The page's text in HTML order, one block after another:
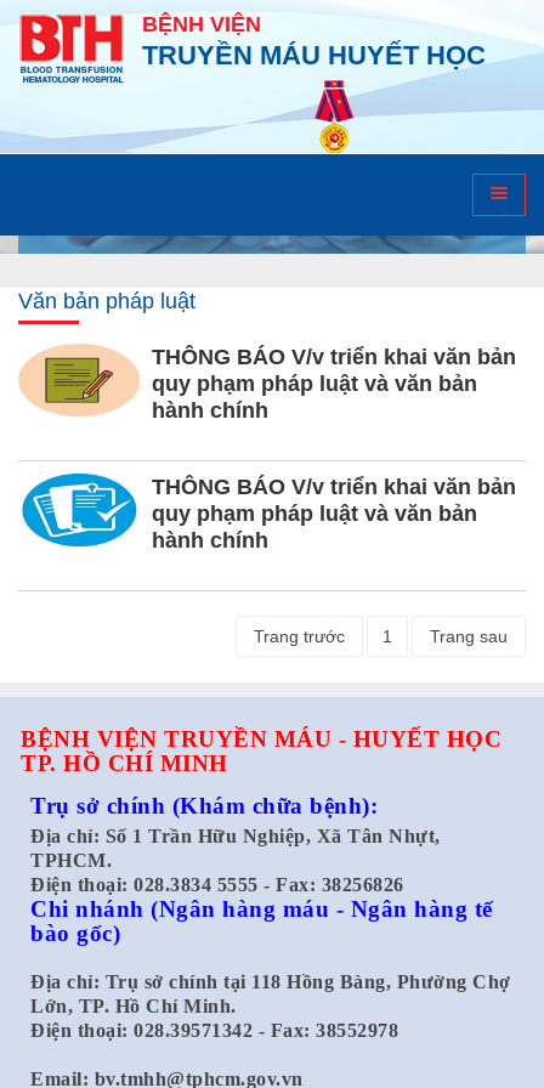
BỆNH VIỆN
TRUYỀN MÁU HUYẾT HỌC
Văn bản pháp luật
THÔNG BÁO V/v triển khai văn bản
quy phạm pháp luật và văn bản
hành chính
THÔNG BÁO V/v triển khai văn bản
quy phạm pháp luật và văn bản
hành chính
Trang trước 1 Trang sau
BỆNH VIỆN TRUYỀN MÁU - HUYẾT HỌC
TP. HỒ CHÍ MINH
Trụ sở chính (Khám chữa bệnh):
Địa chỉ: Số 1 Trần Hữu Nghiệp, Xã Tân Nhựt,
TPHCM.
Điện thoại: 028.3834 5555 - Fax: 38256826
Chi nhánh (Ngân hàng máu - Ngân hàng tế
bào gốc)
Địa chỉ: Trụ sở chính tại 118 Hồng Bàng, Phường Chợ
Lớn, TP. Hồ Chí Minh.
Điện thoại: 028.39571342 - Fax: 38552978
Email: bv.tmhh@tphcm.gov.vn